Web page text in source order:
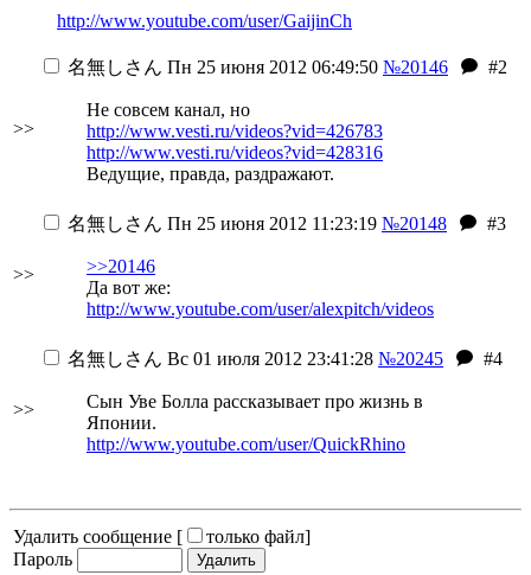
http://www.youtube.com/user/GaijinCh
>>
名無しさん Пн 25 июня 2012 06:49:50 №20146 #2
Не совсем канал, но
http://www.vesti.ru/videos?vid=426783
http://www.vesti.ru/videos?vid=428316
Ведущие, правда, раздражают.
>>
名無しさん Пн 25 июня 2012 11:23:19 №20148 #3
>>20146
Да вот же:
http://www.youtube.com/user/alexpitch/videos
>>
名無しさん Вс 01 июля 2012 23:41:28 №20245 #4
Сын Уве Болла рассказывает про жизнь в
Японии.
http://www.youtube.com/user/QuickRhino
Удалить сообщение [ только файл]
Пароль